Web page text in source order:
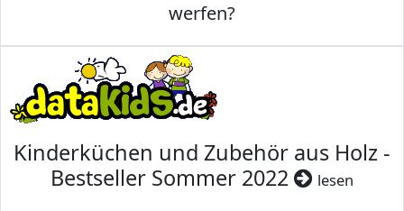
werfen?
Kinderküchen und Zubehör aus Holz -
Bestseller Sommer 2022
lesen